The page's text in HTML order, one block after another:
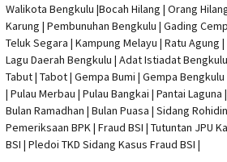
Walikota Bengkulu |Bocah Hilang | Orang
Karung | Pembunuhan Bengkulu | Gading
Teluk Segara | Kampung Melayu | Ratu Agung
Lagu Daerah Bengkulu | Adat Istiadat
Tabut | Tabot | Gempa Bumi | Gempa Bengkulu
| Pulau Merbau | Pulau Bangkai | Pantai
Bulan Ramadhan | Bulan Puasa | Sidang
Pemeriksaan BPK | Fraud BSI | Tutuntan JPU
BSI | Pledoi TKD Sidang Kasus Fraud BSI |